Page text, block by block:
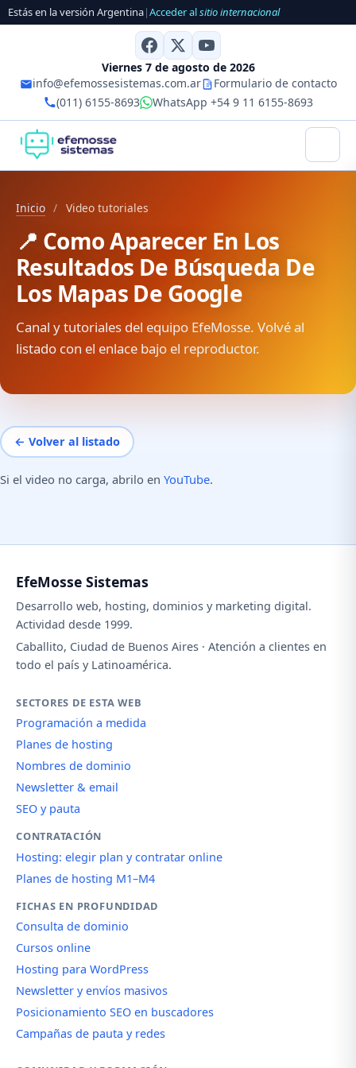
Estás en la versión Argentina|Acceder alsitio internacional
Viernes 7 de agosto de 2026
info@efemossesistemas.com.ar
Formulario de contacto
(011) 6155-8693
WhatsApp +54 9 11 6155-8693
Inicio / Video tutoriales
📍 Como Aparecer En Los
Resultados De Búsqueda De
Los Mapas De Google
Canal y tutoriales del equipo EfeMosse. Volvé al
listado con el enlace bajo el reproductor.
← Volver al listado
Si el video no carga, abrilo en YouTube.
EfeMosse Sistemas
Desarrollo web, hosting, dominios y marketing digital.
Actividad desde 1999.
Caballito, Ciudad de Buenos Aires · Atención a clientes en
todo el país y Latinoamérica.
SECTORES DE ESTA WEB
Programación a medida
Planes de hosting
Nombres de dominio
Newsletter & email
SEO y pauta
CONTRATACIÓN
Hosting: elegir plan y contratar online
Planes de hosting M1–M4
FICHAS EN PROFUNDIDAD
Consulta de dominio
Cursos online
Hosting para WordPress
Newsletter y envíos masivos
Posicionamiento SEO en buscadores
Campañas de pauta y redes